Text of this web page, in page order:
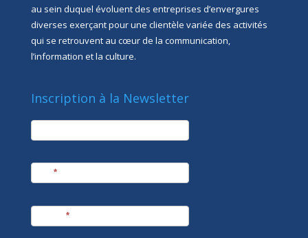
au sein duquel évoluent des entreprises d’envergures
diverses exerçant pour une clientèle variée des activités
qui se retrouvent au cœur de la communication,
l’information et la culture.
Inscription à la Newsletter
newsletter
*
*